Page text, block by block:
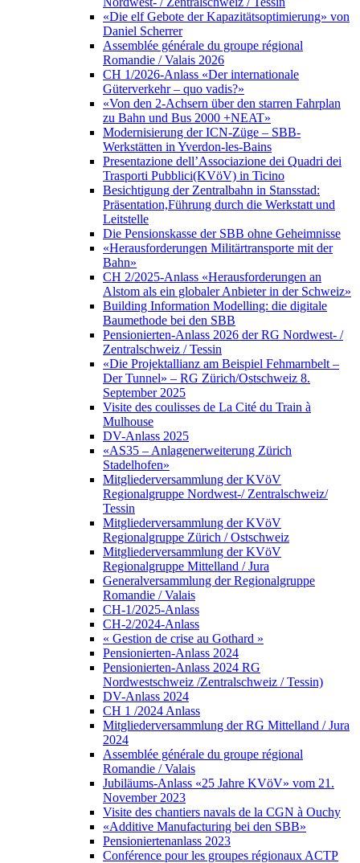
«Die elf Gebote der Kapazitätsoptimierung» von
Daniel Scherrer
Assemblée générale du groupe régional
Romandie / Valais 2026
CH 1/2026-Anlass «Der internationale
Güterverkehr – quo vadis?»
«Von den 2-Achsern über den starren Fahrplan
zu Bahn und Bus 2000 +NEAT»
Modernisierung der ICN-Züge – SBB-
Werkstätten in Yverdon-les-Bains
Presentazione dell’Associazione dei Quadri dei
Trasporti Pubblici(KVöV) in Ticino
Besichtigung der Zentralbahn in Stansstad:
Präsentation,Führung durch die Werkstatt und
Leitstelle
Die Pensionskasse der SBB ohne Geheimnisse
«Herausforderungen Militärtransporte mit der
Bahn»
CH 2/2025-Anlass «Herausforderungen an
Alstom als ein globaler Anbieter in der Schweiz»
Building Information Modelling: die digitale
Baumethode bei den SBB
Pensionierten-Anlass 2026 der RG Nordwest- /
Zentralschweiz / Tessin
«Die Projektallianz am Beispiel Fehmarnbelt –
Der Tunnel» – RG Zürich/Ostschweiz 8.
September 2025
Visite des coulisses de La Cité du Train à
Mulhouse
DV-Anlass 2025
«AS35 – Anlagenerweiterung Zürich
Stadelhofen»
Mitgliederversammlung der KVöV
Regionalgruppe Nordwest-/ Zentralschweiz/
Tessin
Mitgliederversammlung der KVöV
Regionalgruppe Zürich / Ostschweiz
Mitgliederversammlung der KVöV
Regionalgruppe Mittelland / Jura
Generalversammlung der Regionalgruppe
Romandie / Valais
CH-1/2025-Anlass
CH-2/2024-Anlass
« Gestion de crise au Gothard »
Pensionierten-Anlass 2024
Pensionierten-Anlass 2024 RG
Nordwestschweiz /Zentralschweiz / Tessin)
DV-Anlass 2024
CH 1 /2024 Anlass
Mitgliederversammlung der RG Mittelland / Jura
2024
Assemblée générale du groupe régional
Romandie / Valais
Jubiläums-Anlass «25 Jahre KVöV» vom 21.
November 2023
Visite des chantiers navals de la CGN à Ouchy
«Additive Manufacturing bei den SBB»
Pensioniertenanlass 2023
Conférence pour les groupes régionaux ACTP